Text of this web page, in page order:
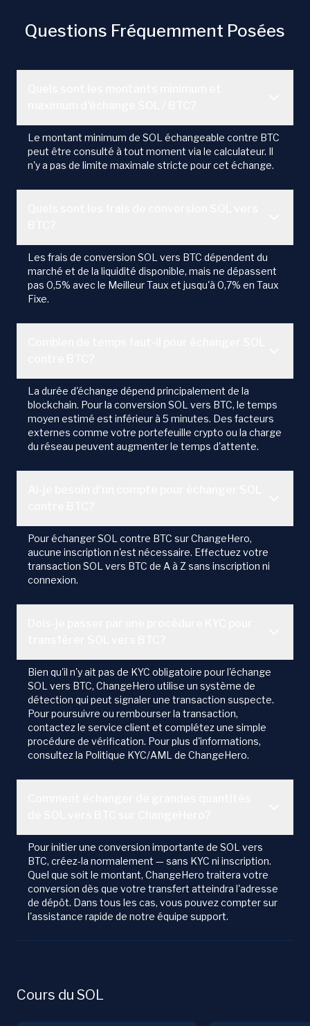
Questions Fréquemment Posées
Le montant minimum de SOL échangeable contre BTC
peut être consulté à tout moment via le calculateur. Il
n'y a pas de limite maximale stricte pour cet échange.
Les frais de conversion SOL vers BTC dépendent du
marché et de la liquidité disponible, mais ne dépassent
pas 0,5% avec le Meilleur Taux et jusqu'à 0,7% en Taux
Fixe.
La durée d'échange dépend principalement de la
blockchain. Pour la conversion SOL vers BTC, le temps
moyen estimé est inférieur à 5 minutes. Des facteurs
externes comme votre portefeuille crypto ou la charge
du réseau peuvent augmenter le temps d'attente.
Pour échanger SOL contre BTC sur ChangeHero,
aucune inscription n'est nécessaire. Effectuez votre
transaction SOL vers BTC de A à Z sans inscription ni
connexion.
Bien qu'il n'y ait pas de KYC obligatoire pour l'échange
SOL vers BTC, ChangeHero utilise un système de
détection qui peut signaler une transaction suspecte.
Pour poursuivre ou rembourser la transaction,
contactez le service client et complétez une simple
procédure de vérification. Pour plus d'informations,
consultez la Politique KYC/AML de ChangeHero.
Pour initier une conversion importante de SOL vers
BTC, créez-la normalement — sans KYC ni inscription.
Quel que soit le montant, ChangeHero traitera votre
conversion dès que votre transfert atteindra l'adresse
de dépôt. Dans tous les cas, vous pouvez compter sur
l'assistance rapide de notre équipe support.
Cours du SOL